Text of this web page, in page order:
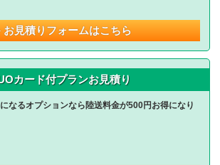
見積りフォームはこちら
カード付プランお見積り
なるオプションなら陸送料金が500円お得になり